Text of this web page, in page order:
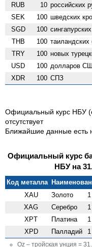
RUB 10 российских
SEK 100 шведских
SGD 100
THB 100 таиландских
TRY 100 новых
USD 100 долларов
XDR 100 СПЗ
Официальный курс НБУ
отсутствует
Ближайшие данные есть
Официальный курс
НБУ на
Код металла
XAU
Золото 1
XAG Серебро 1
XPT Платина 1
XPD Палладий 1
Oz – тройская унция =